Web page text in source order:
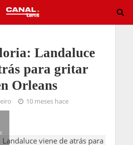
Landaluce
para gritar
Orleans
10 meses hace